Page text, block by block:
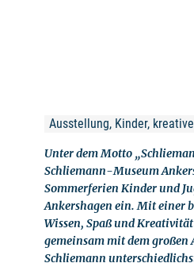
Ausstellung, Kinder,
Unter dem Motto
Schliemann-Museum
Sommerferien Kinder und
Ankershagen ein. Mit einer
Wissen, Spaß und
gemeinsam mit dem großen
Schliemann